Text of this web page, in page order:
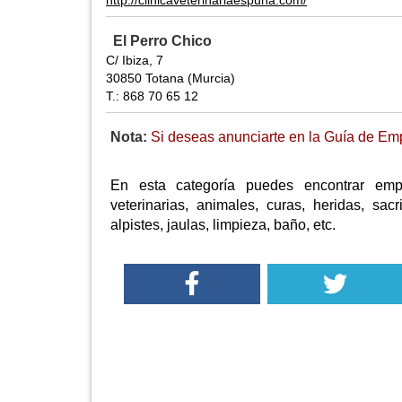
El Perro Chico
C/ Ibiza, 7
30850 Totana (Murcia)
T.: 868 70 65 12
Nota: Si deseas anunciarte en la Guía de
En esta categoría puedes encontrar
veterinarias, animales, curas, heridas,
alpistes, jaulas, limpieza, baño, etc.